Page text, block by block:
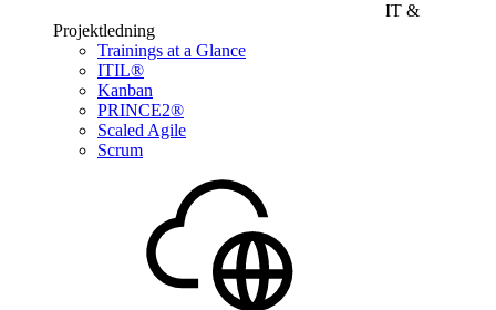
IT &
Projektledning
Trainings at a Glance
ITIL®
Kanban
PRINCE2®
Scaled Agile
Scrum